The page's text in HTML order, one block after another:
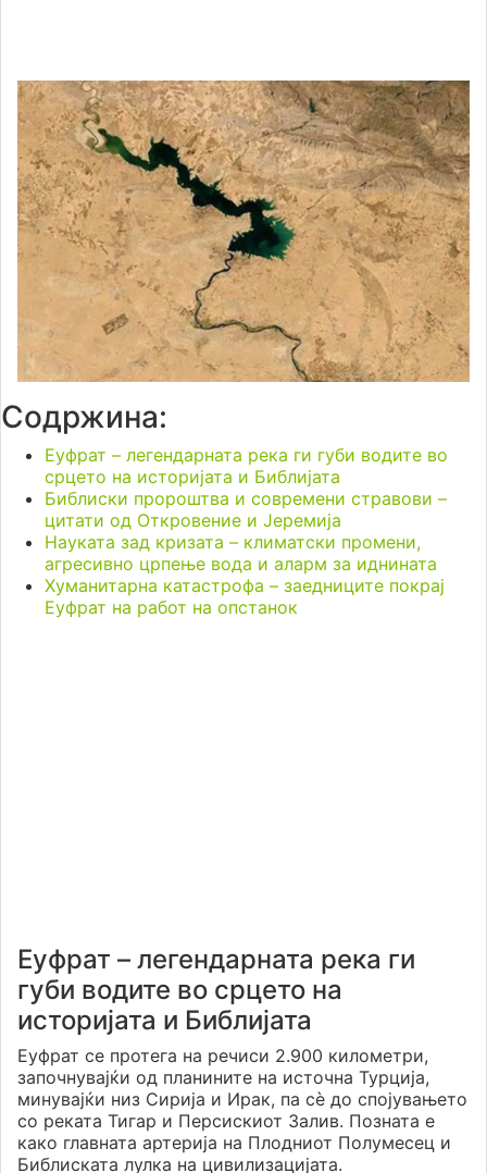
Содржина:
Еуфрат – легендарната река ги губи водите во
срцето на историјата и Библијата
Библиски пророштва и современи стравови –
цитати од Откровение и Јеремија
Науката зад кризата – климатски промени,
агресивно црпење вода и аларм за иднината
Хуманитарна катастрофа – заедниците покрај
Еуфрат на работ на опстанок
Еуфрат – легендарната река ги
губи водите во срцето на
историјата и Библијата
Еуфрат се протега на речиси 2.900 километри,
започнувајќи од планините на источна Турција,
минувајќи низ Сирија и Ирак, па сè до спојувањето
со реката Тигар и Персискиот Залив. Позната е
како главната артерија на Плодниот Полумесец и
Библиската лулка на цивилизацијата.